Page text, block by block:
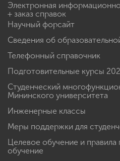
Электронная
+ заказ справок
Научный форсайт
Сведения об
Телефонный справочник
Подготовительные курсы
Студенческий
Мининского университета
Инженерные классы
Меры поддержки для
Целевое обучение и
обучение